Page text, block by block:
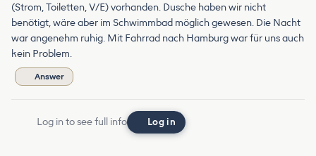
(Strom, Toiletten, V/E) vorhanden. Dusche haben wir nicht
benötigt, wäre aber im Schwimmbad möglich gewesen. Die Nacht
war angenehm ruhig. Mit Fahrrad nach Hamburg war für uns auch
kein Problem.
Answer
Log in to see full info Log in